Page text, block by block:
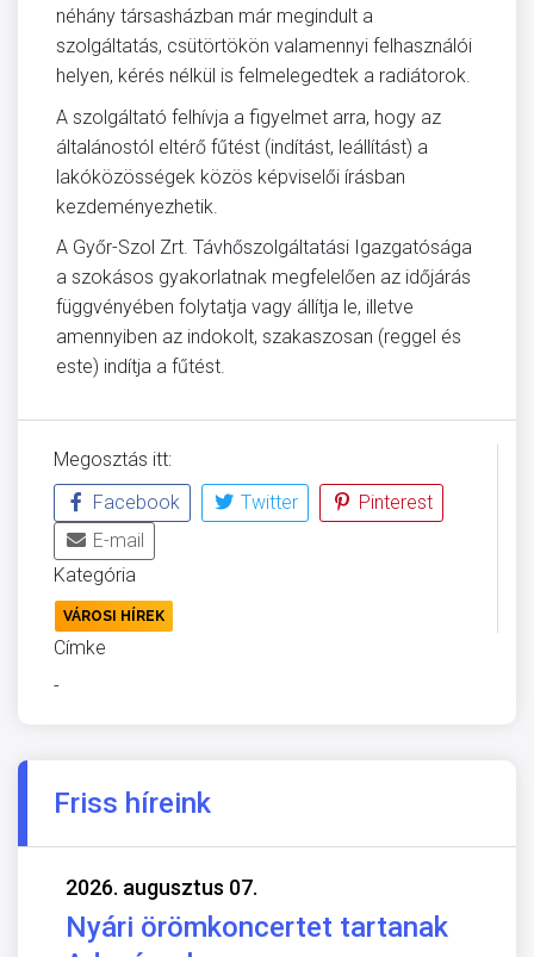
néhány társasházban már megindult a
szolgáltatás, csütörtökön valamennyi felhasználói
helyen, kérés nélkül is felmelegedtek a radiátorok.
A szolgáltató felhívja a figyelmet arra, hogy az
általánostól eltérő fűtést (indítást, leállítást) a
lakóközösségek közös képviselői írásban
kezdeményezhetik.
A Győr-Szol Zrt. Távhőszolgáltatási Igazgatósága
a szokásos gyakorlatnak megfelelően az időjárás
függvényében folytatja vagy állítja le, illetve
amennyiben az indokolt, szakaszosan (reggel és
este) indítja a fűtést.
Megosztás itt:
Facebook
Twitter
Pinterest
E-mail
Kategória
VÁROSI HÍREK
Címke
-
Friss híreink
2026. augusztus 07.
Nyári örömkoncertet tartanak